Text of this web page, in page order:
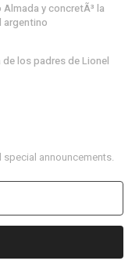
y concretÃ³ la
argentino
los padres de Lionel
announcements.